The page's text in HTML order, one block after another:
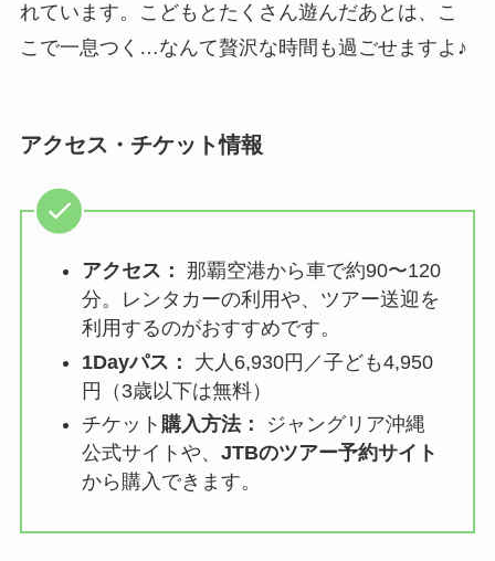
れています。こどもとたくさん遊んだあとは、こ
こで一息つく…なんて贅沢な時間も過ごせますよ♪
アクセス・チケット情報
アクセス： 那覇空港から車で約90〜120
分。レンタカーの利用や、ツアー送迎を
利用するのがおすすめです。
1Dayパス：
大人6,930円／子ども4,950
円（3歳以下は無料）
チケット 購入方法：
ジャングリア沖縄
公式サイトや、 JTBのツアー予約サイト
から購入できます。